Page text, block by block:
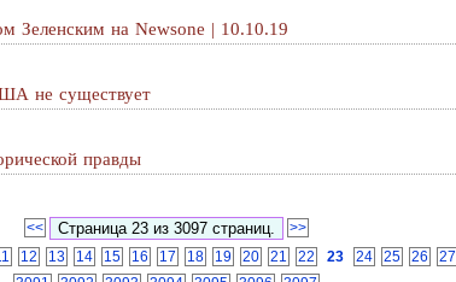
Зеленским на Newsone | 10.10.19
не существует
правды
<<
>>
12 13 14 15 16 17 18 19 20 21 22 23 24 25 26 27